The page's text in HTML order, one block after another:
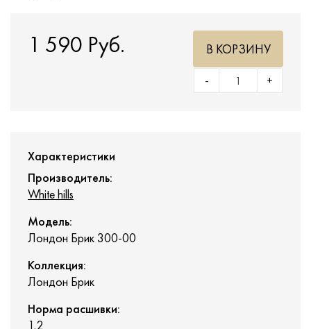
1 590 Руб.
+
-
В КОРЗИНУ
Характеристики
Производитель:
White hills
Модель:
Лондон Брик 300-00
Коллекция:
Лондон Брик
Норма расшивки:
1.2